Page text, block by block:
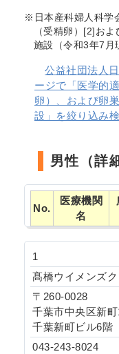
※日本産科婦人科学
（受精卵）[2]お
施設（令和3年7月
公益社団法人
ージで「医学的
卵）、および卵
設」を絞り込み
男性（詳
No.
医療機関
名
1
髙橋ウイメンズ
〒260-0028
千葉市中央区新
千葉新町ビル6階
043-243-8024